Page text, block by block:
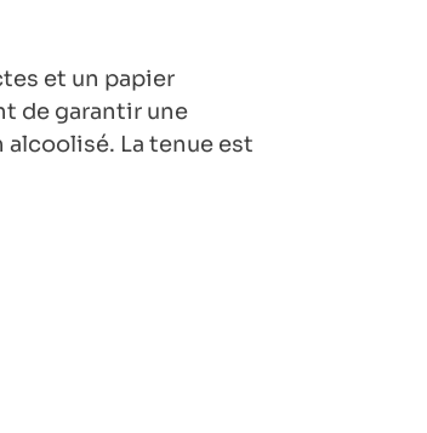
et un papier
de garantir une
La tenue est